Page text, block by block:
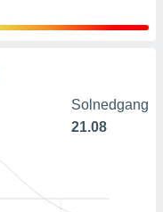
Solnedgang
21.08